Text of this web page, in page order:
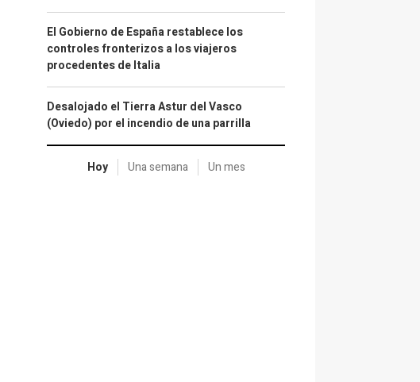
El Gobierno de España restablece los
controles fronterizos a los viajeros
procedentes de Italia
Desalojado el Tierra Astur del Vasco
(Oviedo) por el incendio de una parrilla
Hoy Una semana Un mes